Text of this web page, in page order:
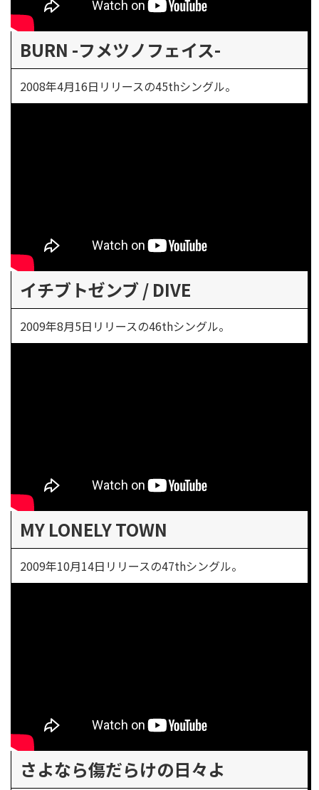
BURN -フメツノフェイス-
2008年4月16日リリースの45thシングル。
イチブトゼンブ / DIVE
2009年8月5日リリースの46thシングル。
MY LONELY TOWN
2009年10月14日リリースの47thシングル。
さよなら傷だらけの日々よ